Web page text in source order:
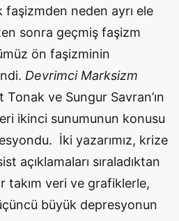
neden ayrı ele
sonra geçmiş faşizm
ön faşizminin
Devrimci Marksizm
ve Sungur Savran’ın
ikinci sunumunun konusu
İki yazarımız, krize
açıklamaları sıraladıktan
takım veri ve grafiklerle,
büyük depresyonun